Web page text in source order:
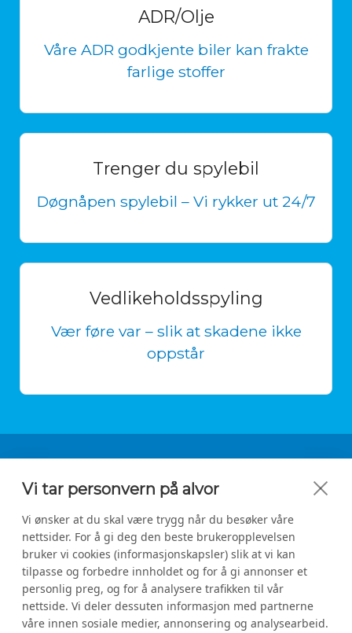
Vi tar personvern på alvor
Vi ønsker at du skal være trygg når du besøker våre
nettsider. For å gi deg den beste brukeropplevelsen
bruker vi cookies (informasjonskapsler) slik at vi kan
tilpasse og forbedre innholdet og for å gi annonser et
personlig preg, og for å analysere trafikken til vår
nettside. Vi deler dessuten informasjon med partnerne
våre innen sosiale medier, annonsering og analysearbeid.
ADR/Olje
Våre ADR godkjente biler kan frakte
farlige stoffer
Trenger du spylebil
Døgnåpen spylebil – Vi rykker ut 24/7
Vedlikeholdsspyling
Vær føre var – slik at skadene ikke
oppstår
Kontakt oss
Tette Avløp AS
Org.nr: 919888881
930 00 461